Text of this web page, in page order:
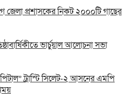
প্রশাসকের নিকট ২০০০টি গাছের
ভার্চুয়াল আলোচনা সভা
ট্রাস্টি সিলেট-২ আসনের এমপি